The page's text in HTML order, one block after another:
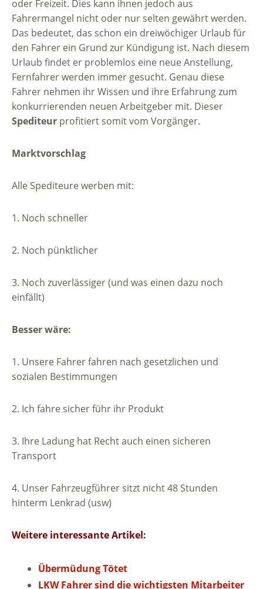
oder Freizeit. Dies kann ihnen jedoch aus
Fahrermangel nicht oder nur selten gewährt werden.
Das bedeutet, das schon ein dreiwöchiger Urlaub für
den Fahrer ein Grund zur Kündigung ist. Nach diesem
Urlaub findet er problemlos eine neue Anstellung,
Fernfahrer werden immer gesucht. Genau diese
Fahrer nehmen ihr Wissen und ihre Erfahrung zum
konkurrierenden neuen Arbeitgeber mit. Dieser
Spediteur profitiert somit vom Vorgänger.
Marktvorschlag
Alle Spediteure werben mit:
1. Noch schneller
2. Noch pünktlicher
3. Noch zuverlässiger (und was einen dazu noch
einfällt)
Besser wäre:
1. Unsere Fahrer fahren nach gesetzlichen und
sozialen Bestimmungen
2. Ich fahre sicher führ ihr Produkt
3. Ihre Ladung hat Recht auch einen sicheren
Transport
4. Unser Fahrzeugführer sitzt nicht 48 Stunden
hinterm Lenkrad (usw)
Weitere interessante Artikel:
Übermüdung Tötet
LKW Fahrer sind die wichtigsten Mitarbeiter